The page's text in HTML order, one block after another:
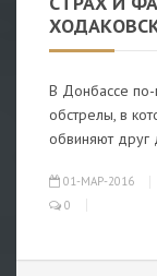
В Донбассе
обстрелы, в
обвиняют друг
01-МАР-2016
0